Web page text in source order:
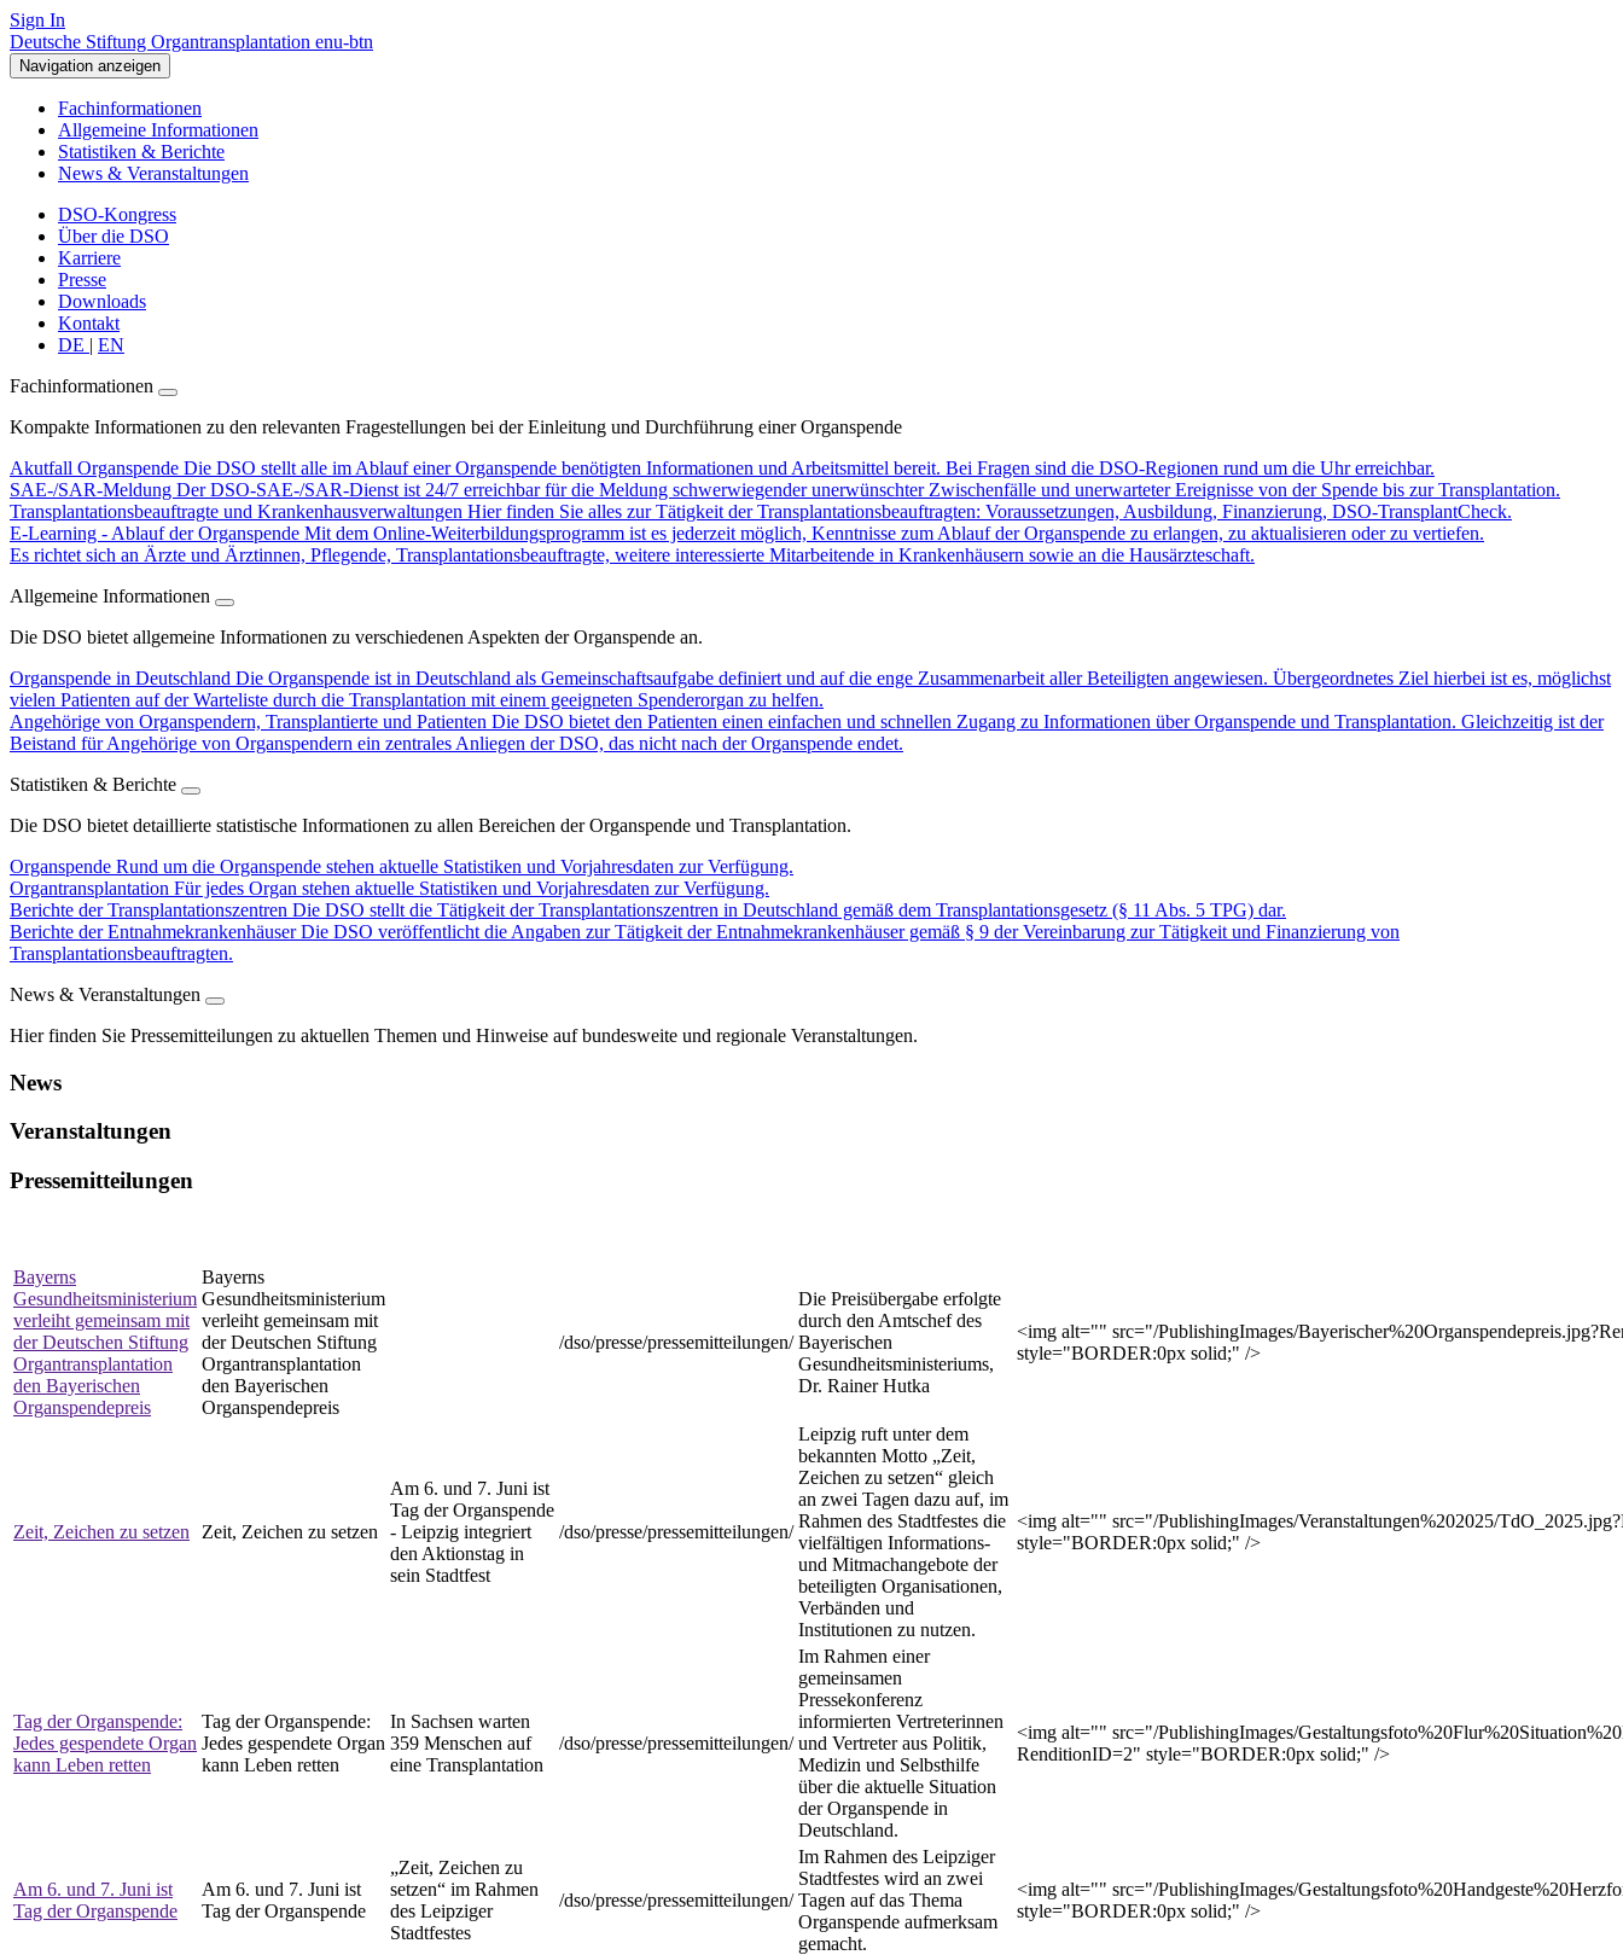
Sign In
Deutsche Stiftung Organtransplantation enu-btn
Navigation anzeigen
Fachinformationen
Allgemeine Informationen
Statistiken & Berichte
News & Veranstaltungen
DSO-Kongress
Über die DSO
Karriere
Presse
Downloads
Kontakt
DE | EN
Fachinformationen
Kompakte Informationen zu den relevanten Fragestellungen bei der Einleitung und Durchführung einer Organspende
Akutfall Organspende Die DSO stellt alle im Ablauf einer Organspende benötigten Informationen und Arbeitsmittel bereit. Bei Fragen sind die DSO-Regionen rund um die Uhr erreichbar.
SAE-/SAR-Meldung Der DSO-SAE-/SAR-Dienst ist 24/7 erreichbar für die Meldung schwerwiegender unerwünschter Zwischenfälle und unerwarteter Ereignisse von der Spende bis zur Transplantation.
Transplantationsbeauftragte und Krankenhausverwaltungen Hier finden Sie alles zur Tätigkeit der Transplantationsbeauftragten: Voraussetzungen, Ausbildung, Finanzierung, DSO-TransplantCheck.
E-Learning - Ablauf der Organspende Mit dem Online-Weiterbildungsprogramm ist es jederzeit möglich, Kenntnisse zum Ablauf der Organspende zu erlangen, zu aktualisieren oder zu vertiefen.
Es richtet sich an Ärzte und Ärztinnen, Pflegende, Transplantationsbeauftragte, weitere interessierte Mitarbeitende in Krankenhäusern sowie an die Hausärzteschaft.
Allgemeine Informationen
Die DSO bietet allgemeine Informationen zu verschiedenen Aspekten der Organspende an.
Organspende in Deutschland Die Organspende ist in Deutschland als Gemeinschaftsaufgabe definiert und auf die enge Zusammenarbeit aller Beteiligten angewiesen. Übergeordnetes Ziel hierbei ist es, möglichst
vielen Patienten auf der Warteliste durch die Transplantation mit einem geeigneten Spenderorgan zu helfen.
Angehörige von Organspendern, Transplantierte und Patienten Die DSO bietet den Patienten einen einfachen und schnellen Zugang zu Informationen über Organspende und Transplantation. Gleichzeitig ist der
Beistand für Angehörige von Organspendern ein zentrales Anliegen der DSO, das nicht nach der Organspende endet.
Statistiken & Berichte
Die DSO bietet detaillierte statistische Informationen zu allen Bereichen der Organspende und Transplantation.
Organspende Rund um die Organspende stehen aktuelle Statistiken und Vorjahresdaten zur Verfügung.
Organtransplantation Für jedes Organ stehen aktuelle Statistiken und Vorjahresdaten zur Verfügung.
Berichte der Transplantationszentren Die DSO stellt die Tätigkeit der Transplantationszentren in Deutschland gemäß dem Transplantationsgesetz (§ 11 Abs. 5 TPG) dar.
Berichte der EntnahmekrankenhäuserDie DSO veröffentlicht die Angaben zur Tätigkeit der Entnahmekrankenhäuser gemäß § 9 der Vereinbarung zur Tätigkeit und Finanzierung von
Transplantationsbeauftragten.
News & Veranstaltungen
Hier finden Sie Pressemitteilungen zu aktuellen Themen und Hinweise auf bundesweite und regionale Veranstaltungen.
News
Veranstaltungen
Pressemitteilungen
Bayerns
Gesundheitsministerium
verleiht gemeinsam mit
der Deutschen Stiftung
Organtransplantation
den Bayerischen
Organspendepreis
Bayerns
Gesundheitsministerium
verleiht gemeinsam mit
der Deutschen Stiftung
Organtransplantation
den Bayerischen
Organspendepreis
/dso/presse/pressemitteilungen/
Die Preisübergabe erfolgte
durch den Amtschef des
Bayerischen
Gesundheitsministeriums,
Dr. Rainer Hutka
<img alt="" src="/PublishingImages/
style="BORDER:0px solid;" />
Zeit, Zeichen zu setzen Zeit, Zeichen zu setzen
Am 6. und 7. Juni ist
Tag der Organspende
- Leipzig integriert
den Aktionstag in
sein Stadtfest
/dso/presse/pressemitteilungen/
Leipzig ruft unter dem
bekannten Motto „Zeit,
Zeichen zu setzen“ gleich
an zwei Tagen dazu auf, im
Rahmen des Stadtfestes die
vielfältigen Informations-
und Mitmachangebote der
beteiligten Organisationen,
Verbänden und
Institutionen zu nutzen.
<img alt="" src="/PublishingImages/Veranstaltungen%202025/
style="BORDER:0px solid;" />
Tag der Organspende:
Jedes gespendete Organ
kann Leben retten
Tag der Organspende:
Jedes gespendete Organ
kann Leben retten
In Sachsen warten
359 Menschen auf
eine Transplantation
/dso/presse/pressemitteilungen/
Im Rahmen einer
gemeinsamen
Pressekonferenz
informierten Vertreterinnen
und Vertreter aus Politik,
Medizin und Selbsthilfe
über die aktuelle Situation
der Organspende in
Deutschland.
<img alt="" src="/PublishingImages/
RenditionID=2" style="BORDER:0px solid;" />
Am 6. und 7. Juni ist
Tag der Organspende
Am 6. und 7. Juni ist
Tag der Organspende
„Zeit, Zeichen zu
setzen“ im Rahmen
des Leipziger
Stadtfestes
/dso/presse/pressemitteilungen/
Im Rahmen des Leipziger
Stadtfestes wird an zwei
Tagen auf das Thema
Organspende aufmerksam
gemacht.
<img alt="" src="/PublishingImages/
style="BORDER:0px solid;" />